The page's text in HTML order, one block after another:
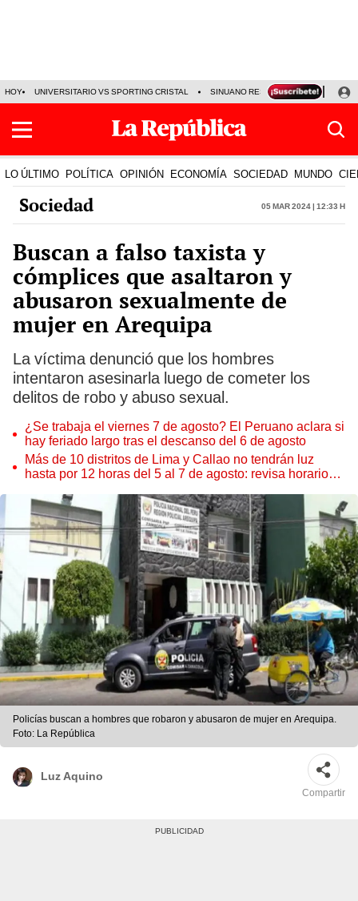
HOY UNIVERSITARIO VS SPORTING CRISTAL SINUANO RESULTADOS HOY
LO ÚLTIMO POLÍTICA OPINIÓN ECONOMÍA SOCIEDAD MUNDO
Sociedad 05 Mar 2024 | 12:33 h
Buscan a falso taxista y
cómplices que asaltaron y
abusaron sexualmente de
mujer en Arequipa
La víctima denunció que los hombres
intentaron asesinarla luego de cometer los
delitos de robo y abuso sexual.
¿Se trabaja el viernes 7 de agosto? El Peruano aclara si
hay feriado largo tras el descanso del 6 de agosto
Más de 10 distritos de Lima y Callao no tendrán luz
hasta por 12 horas del 5 al 7 de agosto: revisa horarios y
Policías buscan a hombres que robaron y abusaron de mujer en Arequipa.
Foto: La República
Luz Aquino
Compartir